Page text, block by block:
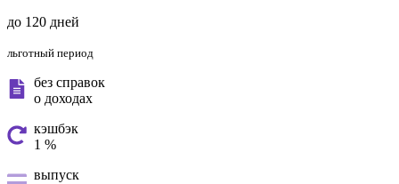
до 120 дней
льготный период
без справок
о доходах
кэшбэк
1 %
выпуск